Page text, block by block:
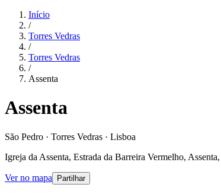
Início
/
Torres Vedras
/
Torres Vedras
/
Assenta
Assenta
São Pedro · Torres Vedras · Lisboa
Igreja da Assenta, Estrada da Barreira Vermelho,
Ver no mapa Partilhar